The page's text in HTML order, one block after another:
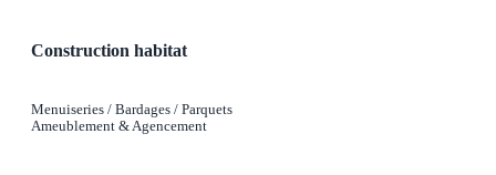
Construction habitat
Menuiseries / Bardages / Parquets
Ameublement & Agencement